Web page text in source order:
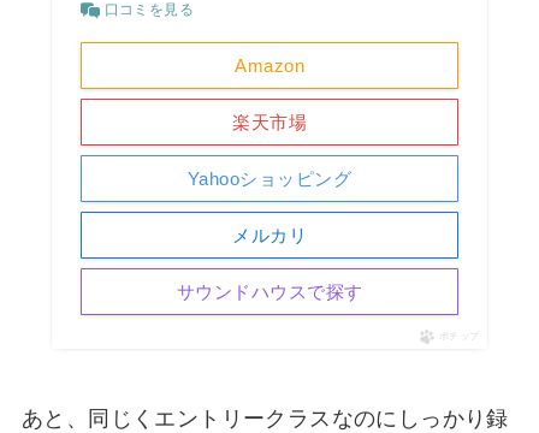
口コミを見る
Amazon
楽天市場
Yahooショッピング
メルカリ
サウンドハウスで探す
ポチップ
あと、同じくエントリークラスなのにしっかり録